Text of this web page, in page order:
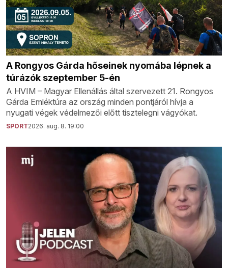
A Rongyos Gárda hőseinek nyomába lépnek a
túrázók szeptember 5-én
A HVIM – Magyar Ellenállás által szervezett 21. Rongyos
Gárda Emléktúra az ország minden pontjáról hívja a
nyugati végek védelmezői előtt tisztelegni vágyókat.
SPORT2026. aug. 8. 19:00